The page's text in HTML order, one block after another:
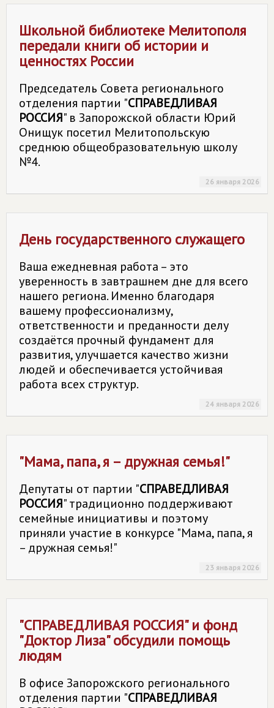
Школьной библиотеке Мелитополя
передали книги об истории и
ценностях России
Председатель Совета регионального
отделения партии "СПРАВЕДЛИВАЯ
РОССИЯ" в Запорожской области Юрий
Онищук посетил Мелитопольскую
среднюю общеобразовательную школу
№4.
26 января 2026
День государственного служащего
Ваша ежедневная работа – это
уверенность в завтрашнем дне для всего
нашего региона. Именно благодаря
вашему профессионализму,
ответственности и преданности делу
создаётся прочный фундамент для
развития, улучшается качество жизни
людей и обеспечивается устойчивая
работа всех структур.
24 января 2026
"Мама, папа, я – дружная семья!"
Депутаты от партии "СПРАВЕДЛИВАЯ
РОССИЯ" традиционно поддерживают
семейные инициативы и поэтому
приняли участие в конкурсе "Мама, папа, я
– дружная семья!"
23 января 2026
"СПРАВЕДЛИВАЯ РОССИЯ" и фонд
"Доктор Лиза" обсудили помощь
людям
В офисе Запорожского регионального
отделения партии "СПРАВЕДЛИВАЯ